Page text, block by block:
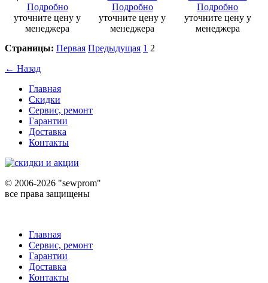
Подробно
уточните цену у
менеджера
Подробно
уточните цену у
менеджера
Подробно
уточните цену у
менеджера
Страницы: Первая Предыдущая 1 2
← Назад
Главная
Скидки
Сервис, ремонт
Гарантии
Доставка
Контакты
© 2006-2026 "sewprom"
все права защищены
Главная
Сервис, ремонт
Гарантии
Доставка
Контакты